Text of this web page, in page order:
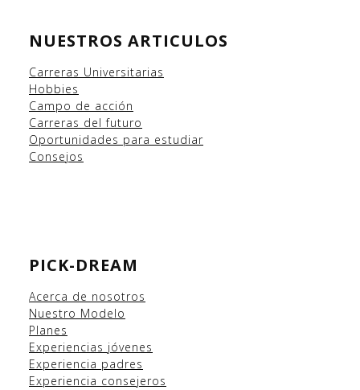
NUESTROS ARTICULOS
Carreras Universitarias
Hobbies
Campo de acción
Carreras del futuro
Oportunidades para estudiar
Consejos
PICK-DREAM
Acerca de nosotros
Nuestro Modelo
Planes
Experiencias jóvenes
Experiencia padres
Experiencia consejeros